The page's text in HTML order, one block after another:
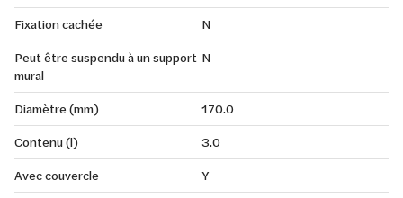
Fixation cachée
N
Peut être suspendu à un support
mural
N
Diamètre (mm)
170.0
Contenu (l)
3.0
Avec couvercle
Y